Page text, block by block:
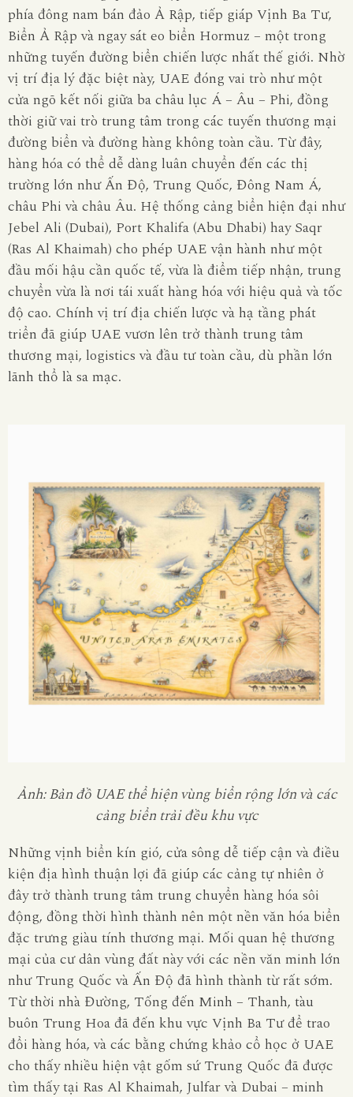
phía đông nam bán đảo Ả Rập, tiếp giáp Vịnh Ba Tư,
Biển Ả Rập và ngay sát eo biển Hormuz – một trong
những tuyến đường biển chiến lược nhất thế giới. Nhờ
vị trí địa lý đặc biệt này, UAE đóng vai trò như một
cửa ngõ kết nối giữa ba châu lục Á – Âu – Phi, đồng
thời giữ vai trò trung tâm trong các tuyến thương mại
đường biển và đường hàng không toàn cầu. Từ đây,
hàng hóa có thể dễ dàng luân chuyển đến các thị
trường lớn như Ấn Độ, Trung Quốc, Đông Nam Á,
châu Phi và châu Âu. Hệ thống cảng biển hiện đại như
Jebel Ali (Dubai), Port Khalifa (Abu Dhabi) hay Saqr
(Ras Al Khaimah) cho phép UAE vận hành như một
đầu mối hậu cần quốc tế, vừa là điểm tiếp nhận, trung
chuyển vừa là nơi tái xuất hàng hóa với hiệu quả và tốc
độ cao. Chính vị trí địa chiến lược và hạ tầng phát
triển đã giúp UAE vươn lên trở thành trung tâm
thương mại, logistics và đầu tư toàn cầu, dù phần lớn
lãnh thổ là sa mạc.
Ảnh: Bản đồ UAE thể hiện vùng biển rộng lớn và các
cảng biển trải đều khu vực
Những vịnh biển kín gió, cửa sông dễ tiếp cận và điều
kiện địa hình thuận lợi đã giúp các cảng tự nhiên ở
đây trở thành trung tâm trung chuyển hàng hóa sôi
động, đồng thời hình thành nên một nền văn hóa biển
đặc trưng giàu tính thương mại. Mối quan hệ thương
mại của cư dân vùng đất này với các nền văn minh lớn
như Trung Quốc và Ấn Độ đã hình thành từ rất sớm.
Từ thời nhà Đường, Tống đến Minh – Thanh, tàu
buôn Trung Hoa đã đến khu vực Vịnh Ba Tư để trao
đổi hàng hóa, và các bằng chứng khảo cổ học ở UAE
cho thấy nhiều hiện vật gốm sứ Trung Quốc đã được
tìm thấy tại Ras Al Khaimah, Julfar và Dubai – minh